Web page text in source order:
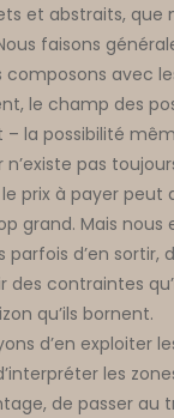
et abstraits, que
faisons
composons avec
le champ des
– la possibilité
pas
prix à payer peut
grand. Mais nous
parfois d’en sortir,
des contraintes
qu’ils bornent.
d’en exploiter
les
de passer au